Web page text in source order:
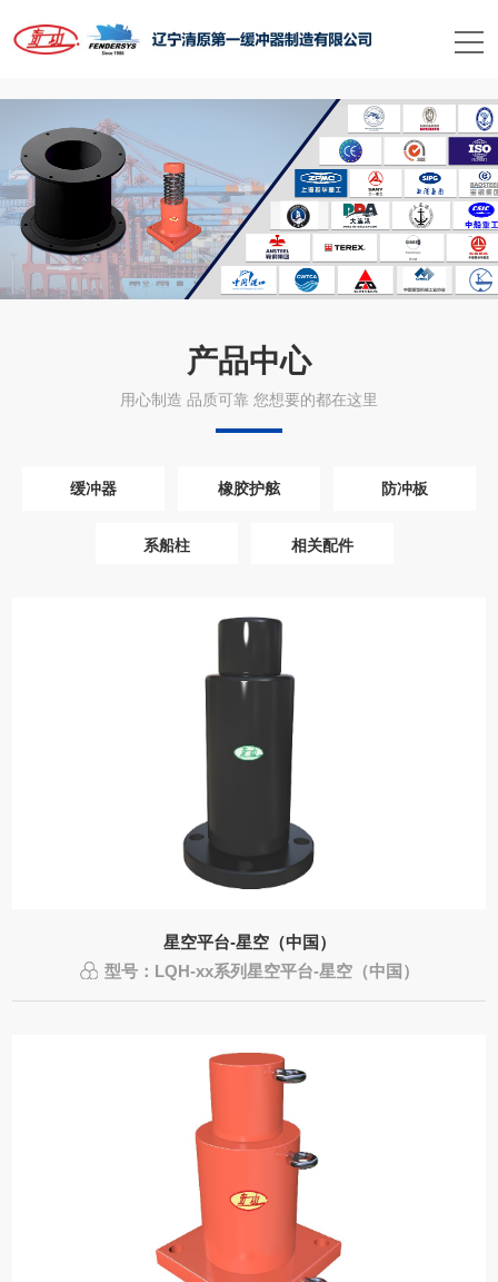
产品中心
用心制造 品质可靠 您想要的都在这里
缓冲器 橡胶护舷 防冲板
系船柱 相关配件
星空平台-星空（中国）
型号：LQH-xx系列星空平台-星空（中国）